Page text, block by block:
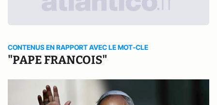
CONTENUS EN RAPPORT AVEC LE MOT-CLE
"PAPE FRANCOIS"